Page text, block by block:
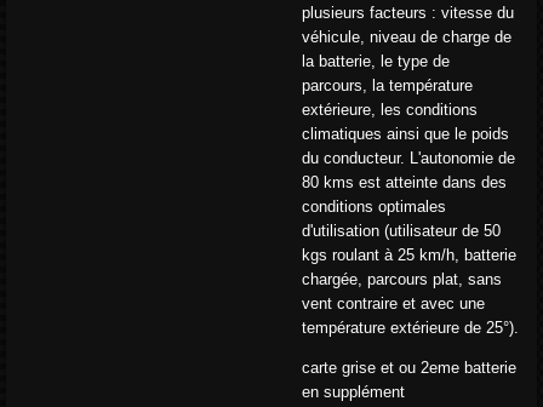
plusieurs facteurs : vitesse du
véhicule, niveau de charge de
la batterie, le type de
parcours, la température
extérieure, les conditions
climatiques ainsi que le poids
du conducteur. L'autonomie de
80 kms est atteinte dans des
conditions optimales
d'utilisation (utilisateur de 50
kgs roulant à 25 km/h, batterie
chargée, parcours plat, sans
vent contraire et avec une
température extérieure de 25°).
carte grise et ou 2eme batterie
en supplément